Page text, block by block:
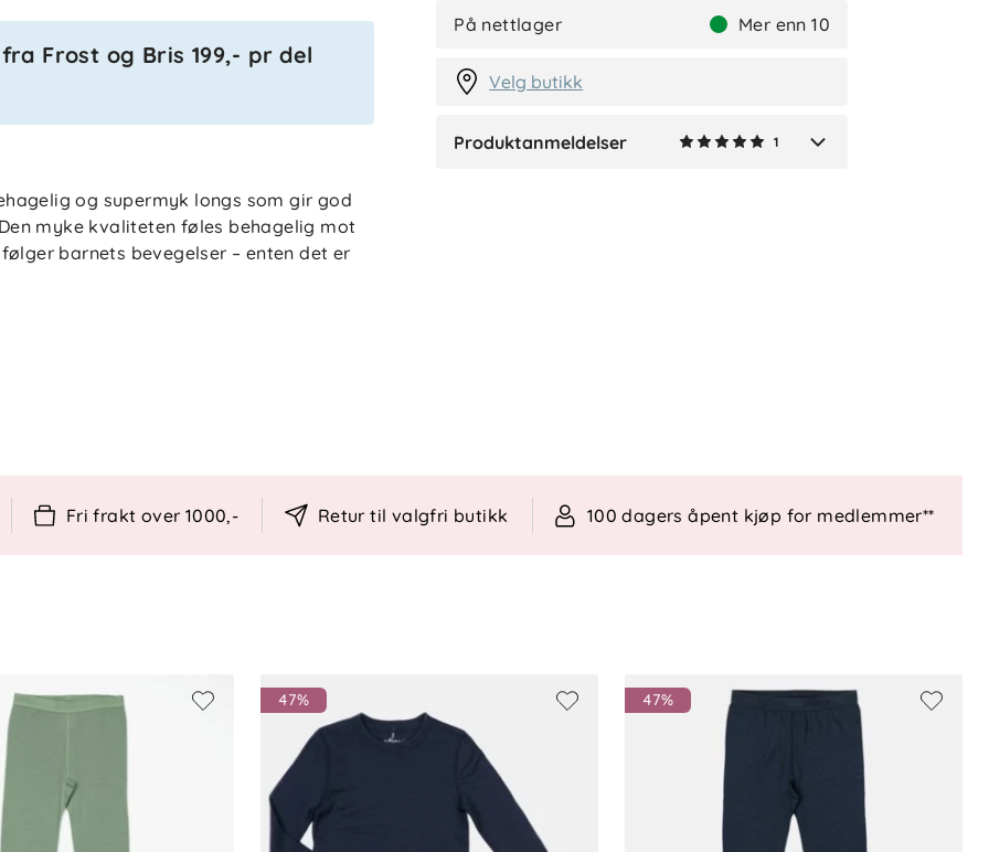
Frost og Bris 199,- pr del
og supermyk longs som gir god
myke kvaliteten føles behagelig mot
barnets bevegelser – enten det er
av tredjepart
På nettlager Mer enn 10
Velg butikk
Produktanmeldelser 1
F
Fri frakt over 1000,- Retur til valgfri butikk 100 dagers åpent kjøp for medlemmer**
47% 47%